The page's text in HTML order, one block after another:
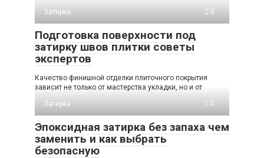
Затирка
0
Подготовка поверхности под
затирку швов плитки советы
экспертов
Качество финишной отделки плиточного покрытия
зависит не только от мастерства укладки, но и от
Затирка
0
Эпоксидная затирка без запаха чем
заменить и как выбрать
безопасную